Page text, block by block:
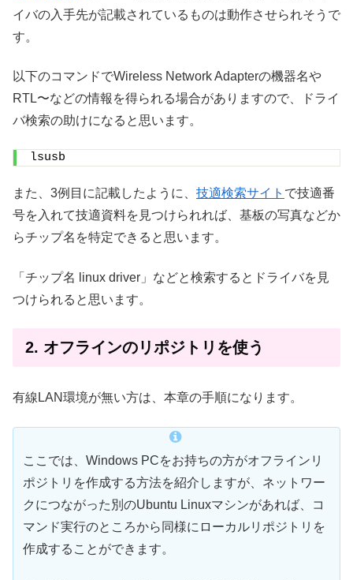
イバの入手先が記載されているものは動作させられそうで
す。
以下のコマンドでWireless Network Adapterの機器名や
RTL〜などの情報を得られる場合がありますので、ドライ
バ検索の助けになると思います。
lsusb
また、3例目に記載したように、 技適検索サイト で技適番
号を入れて技適資料を見つけられれば、基板の写真などか
らチップ名を特定できると思います。
「チップ名 linux driver」などと検索するとドライバを見
つけられると思います。
2. オフラインのリポジトリを使う
有線LAN環境が無い方は、本章の手順になります。
ここでは、Windows PCをお持ちの方がオフラインリ
ポジトリを作成する方法を紹介しますが、ネットワー
クにつながった別のUbuntu Linuxマシンがあれば、コ
マンド実行のところから同様にローカルリポジトリを
作成することができます。